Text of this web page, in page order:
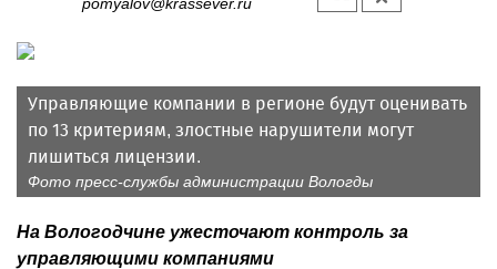
Управляющие компании в регионе будут оценивать
по 13 критериям, злостные нарушители могут
лишиться лицензии.
Фото пресс-службы администрации Вологды
На Вологодчине ужесточают контроль за
управляющими компаниями